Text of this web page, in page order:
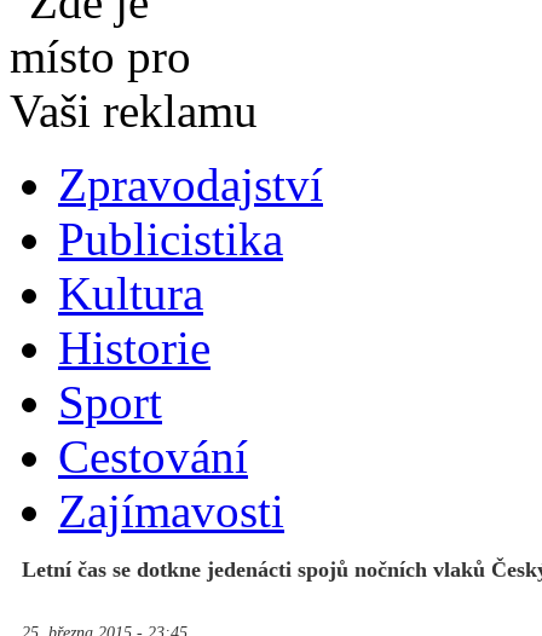
Zpravodajství
Publicistika
Kultura
Historie
Sport
Cestování
Zajímavosti
Letní čas se dotkne jedenácti spojů nočních vlaků